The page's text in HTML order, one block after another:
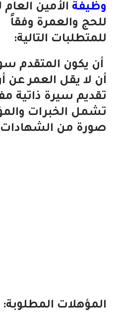
وظيفة الأمين
للحج والعمرة وفقاً
للمتطلبات التالية:
أن يكون المتقدم
أن لا يقل العمر عن
تقديم سيرة ذاتية
تشمل الخبرات
صورة من الشهادات
المؤهلات المطلوبة: